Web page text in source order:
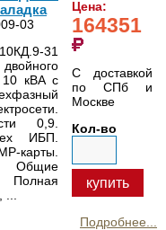
Цена:
164351
С доставкой
по СПб и
Москве
Кол-во
купить
03
31
10 кВА с
0,9.
ИБП.
карты.
Общие
Подробнее...